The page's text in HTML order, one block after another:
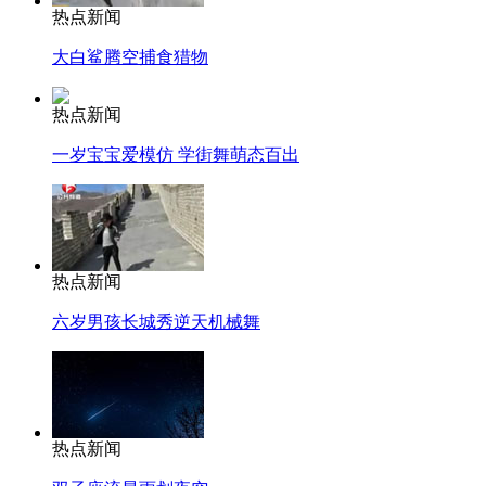
热点新闻
大白鲨腾空捕食猎物
热点新闻
一岁宝宝爱模仿 学街舞萌态百出
热点新闻
六岁男孩长城秀逆天机械舞
热点新闻